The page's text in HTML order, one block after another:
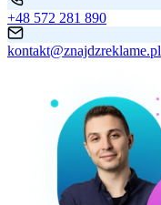
+48 572 281 890
kontakt@znajdzreklame.pl